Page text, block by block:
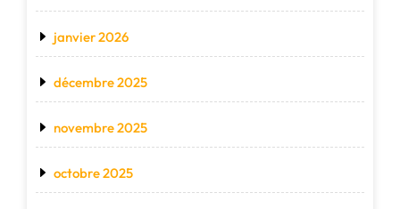
janvier 2026
décembre 2025
novembre 2025
octobre 2025